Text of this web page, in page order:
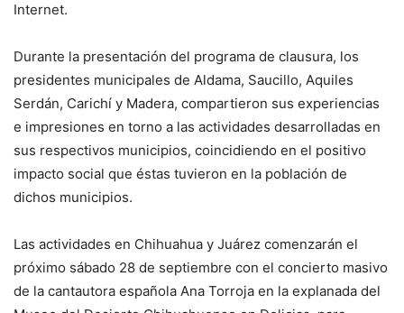
Internet.
Durante la presentación del programa de clausura, los
presidentes municipales de Aldama, Saucillo, Aquiles
Serdán, Carichí y Madera, compartieron sus experiencias
e impresiones en torno a las actividades desarrolladas en
sus respectivos municipios, coincidiendo en el positivo
impacto social que éstas tuvieron en la población de
dichos municipios.
Las actividades en Chihuahua y Juárez comenzarán el
próximo sábado 28 de septiembre con el concierto masivo
de la cantautora española Ana Torroja en la explanada del